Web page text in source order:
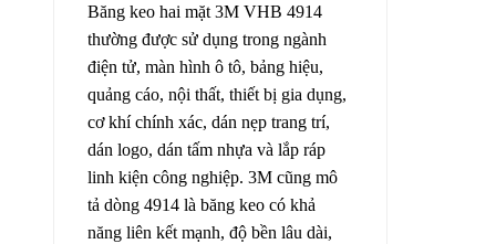
Băng keo hai mặt 3M VHB 4914
thường được sử dụng trong ngành
điện tử, màn hình ô tô, bảng hiệu,
quảng cáo, nội thất, thiết bị gia dụng,
cơ khí chính xác, dán nẹp trang trí,
dán logo, dán tấm nhựa và lắp ráp
linh kiện công nghiệp. 3M cũng mô
tả dòng 4914 là băng keo có khả
năng liên kết mạnh, độ bền lâu dài,